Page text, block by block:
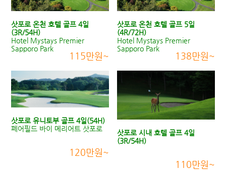
삿포로 온천 호텔 골프 4일
(3R/54H)
Hotel Mystays Premier
Sapporo Park
115만원~
삿포로 온천 호텔 골프 5일
(4R/72H)
Hotel Mystays Premier
Sapporo Park
138만원~
삿포로 유니토부 골프 4일(54H)
페어필드 바이 메리어트 삿포로
120만원~
삿포로 시내 호텔 골프 4일
(3R/54H)
110만원~